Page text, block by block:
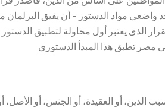
مواد الدستور – أن يفيق البرلمان من
الذى يعتبر أول محاولة لتطبيق
أو العقيدة، أو الجنس، أو الأصل، أو